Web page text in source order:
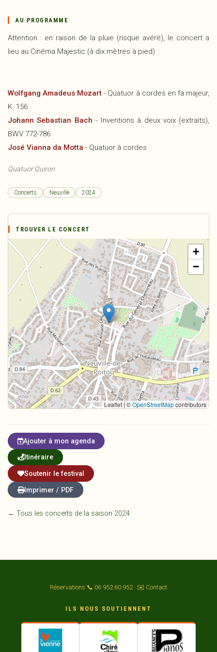
AU PROGRAMME
Attention : en raison de la pluie (risque avéré), le concert a
lieu au Cinéma Majestic (à dix mètres à pied)
Wolfgang Amadeus Mozart - Quatuor à cordes en fa majeur,
K. 156
Johann Sebastian Bach - Inventions à deux voix (extraits),
BWV 772-786
José Vianna da Motta - Quatuor à cordes
Quatuor Quiron
Concerts Neuville 2024
TROUVER LE CONCERT
+
−
Leaflet | ©OpenStreetMapcontributors
Ajouter à mon agenda
Itinéraire
Soutenir le festival
Imprimer / PDF
← Tous les concerts de la saison 2024
Réservations 📞 06 952 60 952 · ✉️ Contact